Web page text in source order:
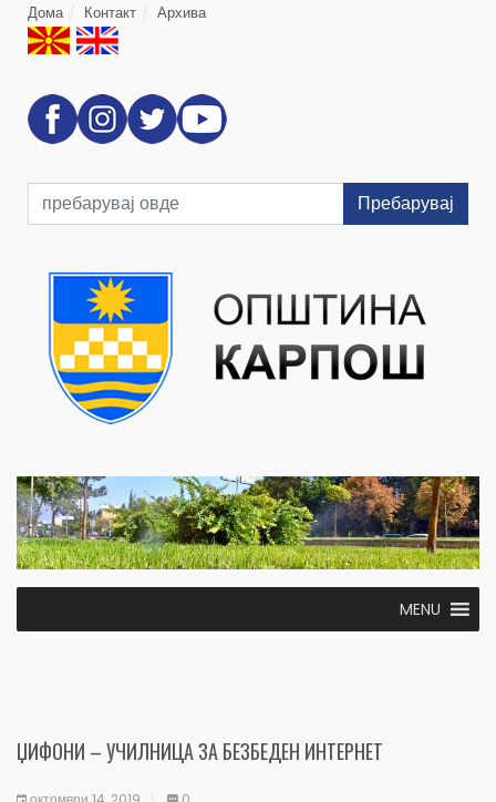
Дома Контакт Архива
Пребарувај
MENU
ЏИФОНИ – УЧИЛНИЦА ЗА БЕЗБЕДЕН ИНТЕРНЕТ